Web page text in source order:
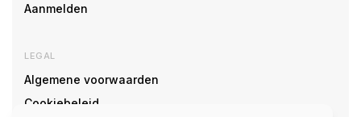
Aanmelden
LEGAL
Algemene voorwaarden
Cookiebeleid